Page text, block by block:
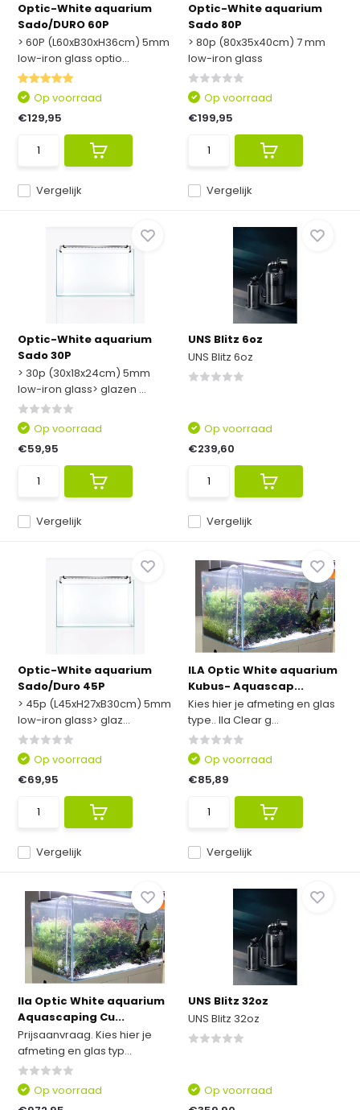
Optic-White aquarium
Sado/DURO 60P
> 60P (L60xB30xH36cm) 5mm
low-iron glass optio...
Vergelijk
Op voorraad
€129,95
Optic-White aquarium
Sado 80P
> 80p (80x35x40cm) 7 mm
low-iron glass
Vergelijk
Op voorraad
€199,95
Optic-White aquarium
Sado 30P
> 30p (30x18x24cm) 5mm
low-iron glass> glazen ...
Vergelijk
Op voorraad
€59,95
UNS Blitz 6oz
UNS Blitz 6oz
Vergelijk
Op voorraad
€239,60
Optic-White aquarium
Sado/Duro 45P
> 45p (L45xH27xB30cm) 5mm
low-iron glass> glaz...
Vergelijk
Op voorraad
€69,95
ILA Optic White aquarium
Kubus- Aquascap...
Kies hier je afmeting en glas
type.. Ila Clear g...
Vergelijk
Op voorraad
€85,89
Ila Optic White aquarium
Aquascaping Cu...
Prijsaanvraag. Kies hier je
afmeting en glas typ...
Op voorraad
UNS Blitz 32oz
UNS Blitz 32oz
Op voorraad